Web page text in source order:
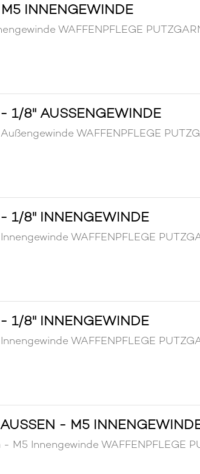
INNENGEWINDE
WAFFENPFLEGE
1/8" AUSSENGEWINDE
WAFFENPFLEGE
1/8" INNENGEWINDE
WAFFENPFLEGE
1/8" INNENGEWINDE
WAFFENPFLEGE
- M5
M5 Innengewinde WAFFENPFLEGE